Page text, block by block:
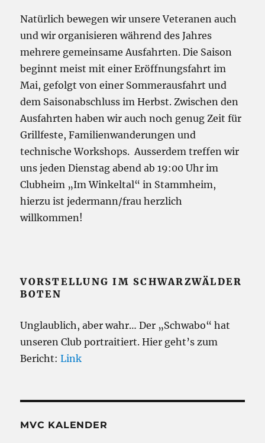
Natürlich bewegen wir unsere Veteranen auch
und wir organisieren während des Jahres
mehrere gemeinsame Ausfahrten. Die Saison
beginnt meist mit einer Eröffnungsfahrt im
Mai, gefolgt von einer Sommerausfahrt und
dem Saisonabschluss im Herbst. Zwischen den
Ausfahrten haben wir auch noch genug Zeit für
Grillfeste, Familienwanderungen und
technische Workshops. Ausserdem treffen wir
uns jeden Dienstag abend ab 19:00 Uhr im
Clubheim „Im Winkeltal“ in Stammheim,
hierzu ist jedermann/frau herzlich
willkommen!
VORSTELLUNG IM SCHWARZWÄLDER
BOTEN
Unglaublich, aber wahr… Der „Schwabo“ hat
unseren Club portraitiert. Hier geht’s zum
Bericht:Link
MVC KALENDER